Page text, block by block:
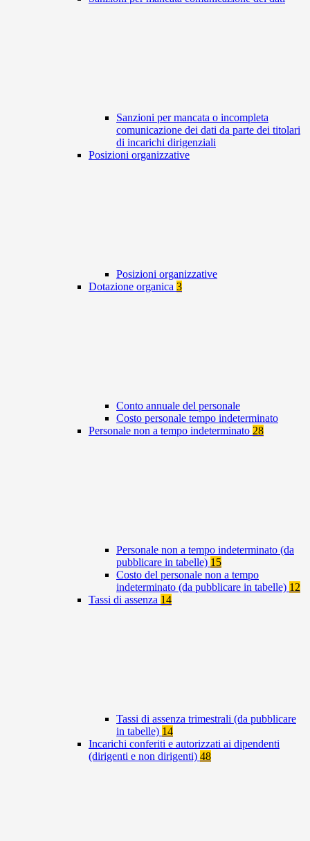
Sanzioni per mancata o incompleta
comunicazione dei dati da parte dei titolari
di incarichi dirigenziali
Posizioni organizzative
Posizioni organizzative
Dotazione organica 3
Conto annuale del personale
Costo personale tempo indeterminato
Personale non a tempo indeterminato 28
Personale non a tempo indeterminato (da
pubblicare in tabelle) 15
Costo del personale non a tempo
indeterminato (da pubblicare in tabelle) 12
Tassi di assenza 14
Tassi di assenza trimestrali (da pubblicare
in tabelle) 14
Incarichi conferiti e autorizzati ai dipendenti
(dirigenti e non dirigenti) 48